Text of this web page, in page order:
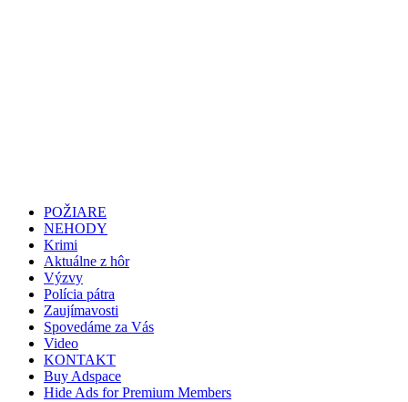
POŽIARE
NEHODY
Krimi
Aktuálne z hôr
Výzvy
Polícia pátra
Zaujímavosti
Spovedáme za Vás
Video
KONTAKT
Buy Adspace
Hide Ads for Premium Members